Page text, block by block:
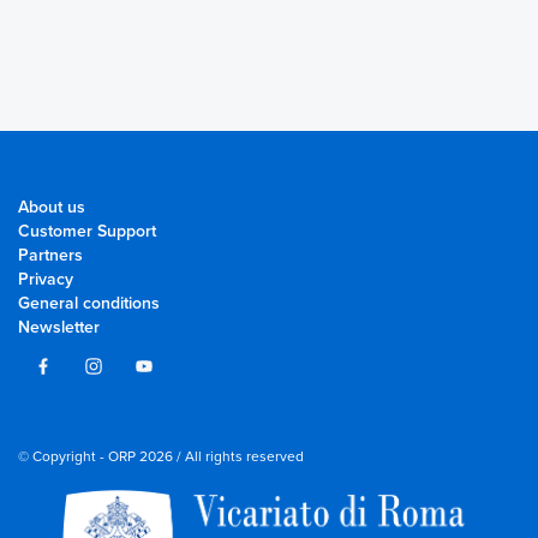
About us
Customer Support
Partners
Privacy
General conditions
Newsletter
© Copyright - ORP 2026 / All rights reserved